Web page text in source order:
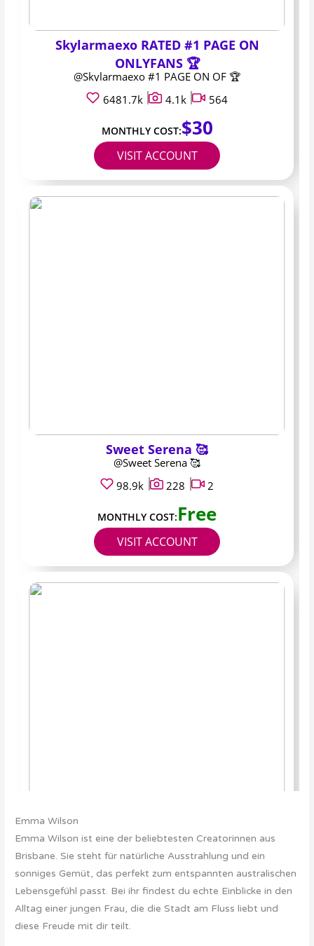
Emma Wilson
Emma Wilson ist eine der beliebtesten Creatorinnen aus
Brisbane. Sie steht für natürliche Ausstrahlung und ein
sonniges Gemüt, das perfekt zum entspannten australischen
Lebensgefühl passt. Bei ihr findest du echte Einblicke in den
Alltag einer jungen Frau, die die Stadt am Fluss liebt und
diese Freude mit dir teilt.